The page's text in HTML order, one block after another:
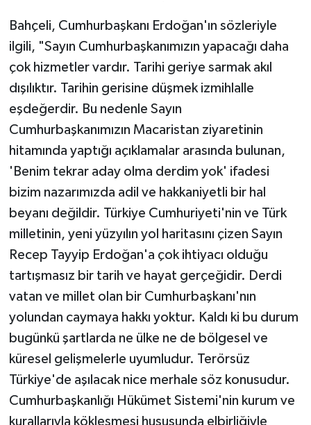
Bahçeli, Cumhurbaşkanı Erdoğan'ın sözleriyle
ilgili, "Sayın Cumhurbaşkanımızın yapacağı daha
çok hizmetler vardır. Tarihi geriye sarmak akıl
dışılıktır. Tarihin gerisine düşmek izmihlalle
eşdeğerdir. Bu nedenle Sayın
Cumhurbaşkanımızın Macaristan ziyaretinin
hitamında yaptığı açıklamalar arasında bulunan,
'Benim tekrar aday olma derdim yok' ifadesi
bizim nazarımızda adil ve hakkaniyetli bir hal
beyanı değildir. Türkiye Cumhuriyeti'nin ve Türk
milletinin, yeni yüzyılın yol haritasını çizen Sayın
Recep Tayyip Erdoğan'a çok ihtiyacı olduğu
tartışmasız bir tarih ve hayat gerçeğidir. Derdi
vatan ve millet olan bir Cumhurbaşkanı'nın
yolundan caymaya hakkı yoktur. Kaldı ki bu durum
bugünkü şartlarda ne ülke ne de bölgesel ve
küresel gelişmelerle uyumludur. Terörsüz
Türkiye'de aşılacak nice merhale söz konusudur.
Cumhurbaşkanlığı Hükümet Sistemi'nin kurum ve
kurallarıyla kökleşmesi hususunda elbirliğiyle